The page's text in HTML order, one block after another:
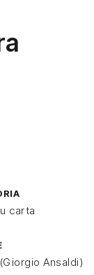
carta
Ansaldi)